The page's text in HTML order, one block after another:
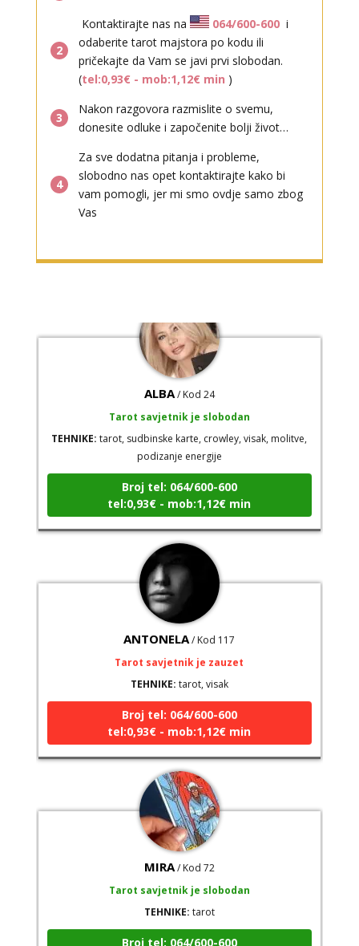
2
Kontaktirajte nas na 064/600-600 i
odaberite tarot majstora po kodu ili
pričekajte da Vam se javi prvi slobodan.
(tel:0,93€ - mob:1,12€ min )
3
Nakon razgovora razmislite o svemu,
donesite odluke i započenite bolji život…
4
Za sve dodatna pitanja i probleme,
slobodno nas opet kontaktirajte kako bi
vam pomogli, jer mi smo ovdje samo zbog
Vas
VESNA
TEHNIKE: numerologija, anđeoski i ljubavni tarot, visak, yi
ching, knjiga promjena mudrosti, rune, izrada runskih
amajlija
ALBA/ Kod 24
tarot, sudbinske karte, crowley, visak, molitve,
podizanje energije
Broj tel: 064/600-600
tel:0,93€ - mob:1,12€ min
ANTONELA/ Kod 117
TEHNIKE:
tarot, visak
Broj tel: 064/600-600
tel:0,93€ - mob:1,12€ min
MIRA/ Kod 72
TEHNIKE: tarot
Broj tel: 064/600-600